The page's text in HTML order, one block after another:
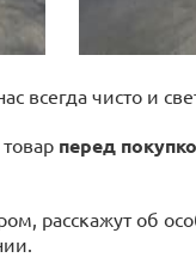
всегда чисто и
перед
расскажут об